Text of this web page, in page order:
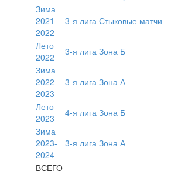
Зима
2021-
2022
3-я лига Стыковые матчи
Лето
2022
3-я лига Зона Б
Зима
2022-
2023
3-я лига Зона А
Лето
2023
4-я лига Зона Б
Зима
2023-
2024
3-я лига Зона А
ВСЕГО